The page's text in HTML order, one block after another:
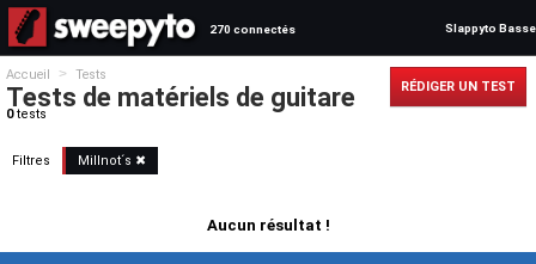
270 connectés Slappyto Basse
Accueil > Tests
Tests de matériels de guitare
0tests
RÉDIGER UN TEST
Filtres Millnot´s ✖
Aucun résultat !